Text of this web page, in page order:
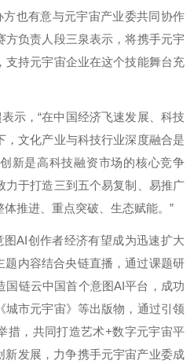
也有意与元宇宙产业委共同协作
方负责人段三泉表示，将携手元宇
支持元宇宙企业在这个技能舞台充
，“在中国经济飞速发展、科技
，文化产业与科技行业深度融合是
新是高科技融资市场的核心竞争
力于打造三到五个易复制、易推广
推进、重点突破、生态赋能。”
AI创作者经济有望成为迅速扩大
题内容结合央链直播，通过课题研
国链云中国首个意图AI平台，成功
城市元宇宙》等出版物，通过引领
措，共同打造艺术+数字元宇宙平
新发展，力争携手元宇宙产业委成